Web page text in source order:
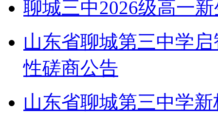
聊城三中2026级高一
山东省聊城第三中学
性磋商公告
山东省聊城第三中学